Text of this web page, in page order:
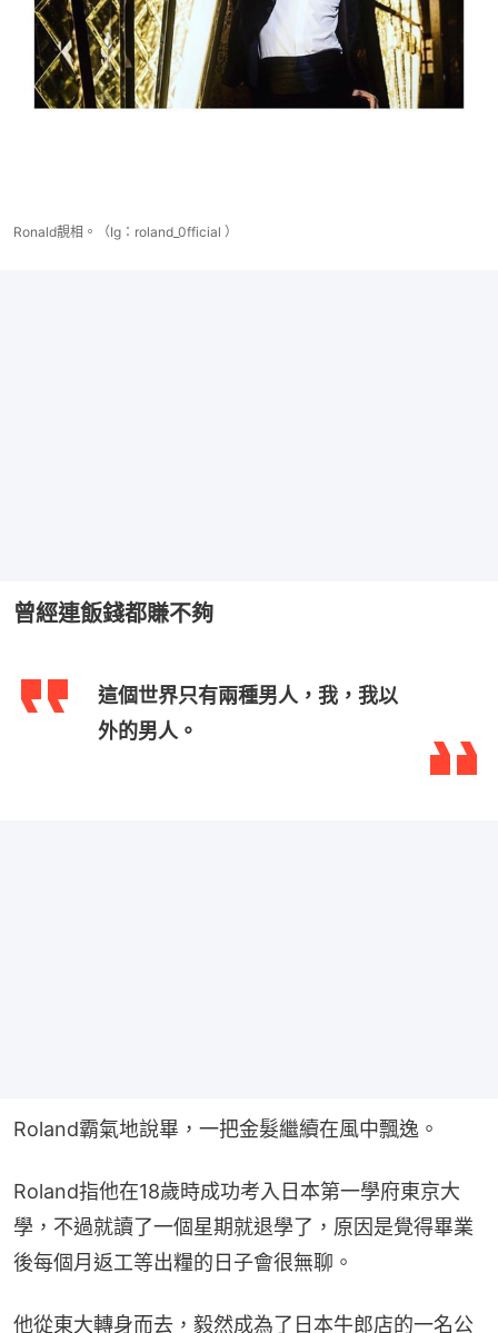
Ronald靚相。（Ig：roland_0fficial ）
曾經連飯錢都賺不夠
這個世界只有兩種男人，我，我以
外的男人。
Roland霸氣地說畢，一把金髮繼續在風中飄逸。
Roland指他在18歲時成功考入日本第一學府東京大
學，不過就讀了一個星期就退學了，原因是覺得畢業
後每個月返工等出糧的日子會很無聊。
他從東大轉身而去，毅然成為了日本牛郎店的一名公